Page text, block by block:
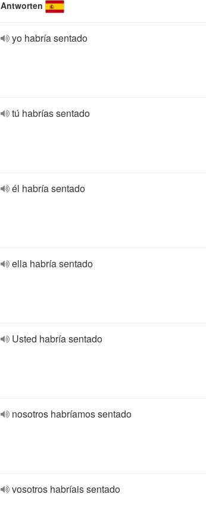
Antworten
yo habría sentado
tú habrías sentado
él habría sentado
ella habría sentado
Usted habría sentado
nosotros habríamos sentado
vosotros habríais sentado